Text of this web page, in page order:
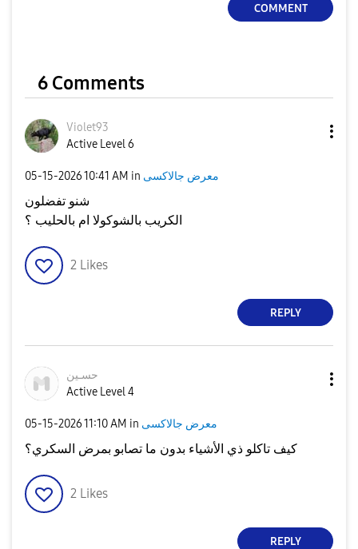
COMMENT
6 Comments
Violet93
Active Level 6
‎05-15-202610:41 AM in معرض جالاكسى
شنو تفضلون
الكريب بالشوكولا ام بالحليب ؟
2 Likes
REPLY
حسـين
Active Level 4
‎05-15-202611:10 AM in معرض جالاكسى
كيف تاكلو ذي الأشياء بدون ما تصابو بمرض السكري؟
2 Likes
REPLY